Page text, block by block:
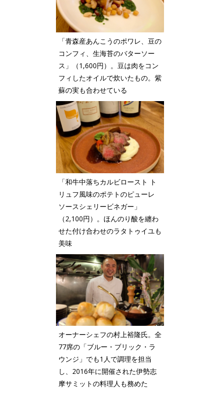
「青森産あんこうのポワレ、豆の
コンフィ、生海苔のバターソー
ス」（1,600円）。豆は肉をコン
フィしたオイルで炊いたもの。紫
蘇の実も合わせている
「和牛中落ちカルビロースト ト
リュフ風味のポテトのピューレ
ソースシェリービネガー」
（2,100円）。ほんのり酸を纏わ
せた付け合わせのラタトゥイユも
美味
オーナーシェフの村上裕隆氏。全
77席の「ブルー・ブリック・ラ
ウンジ」でも1人で調理を担当
し、2016年に開催された伊勢志
摩サミットの料理人も務めた